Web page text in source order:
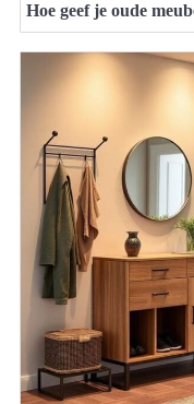
Hoe geef je oude